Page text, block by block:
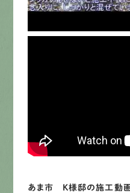
LINE
あま市 K様邸の施工動画